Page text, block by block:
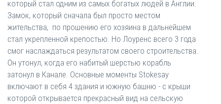
который стал одним из самых богатых людей в Англии.
Замок, который сначала был просто местом
жительства, по прошению его хозяина в дальнейшем
стал укрепленной крепостью. Но Лоуренс всего 3 года
смог наслаждаться результатом своего строительства.
Он утонул, когда его набитый шерстью корабль
затонул в Канале. Основные моменты Stokesay
включают в себя 4 здания и южную башню - с крыши
которой открывается прекрасный вид на сельскую